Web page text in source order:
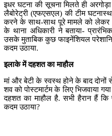
इधर घटना की सूचना मिलते ही
लैबोरेट्री (एफएसएल) की टीम
करने के साथ-साथ पूरे मामले को लेकर
के थाना अधिकारी ने बताया-
उसके मुताबिक कुछ फाइनेंशियल
कदम उठाया.
इलाके में दहशत का माहौल
मां और बेटी के स्वस्थ होने के बाद दोनों
शव को पोस्टमार्टम के लिए भिजवाया
दहशत का माहौल है. सभी हैरान हैं
कदम उठाया?